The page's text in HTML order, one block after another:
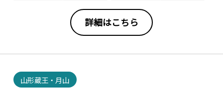
詳細はこちら
山形蔵王・月山